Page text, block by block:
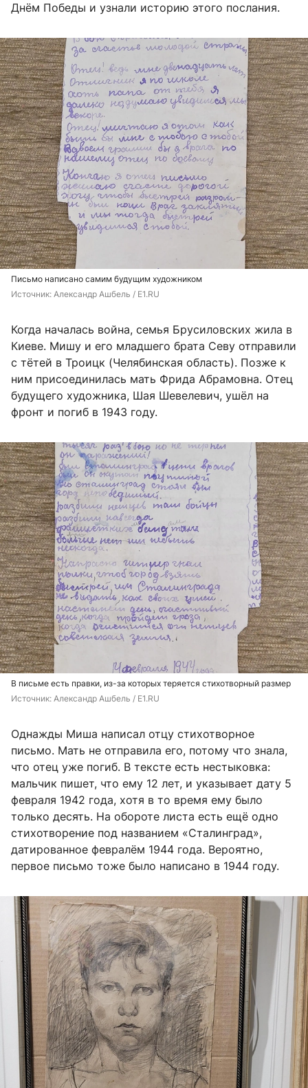
Днём Победы и узнали историю этого послания.
Письмо написано самим будущим художником
Источник: Александр Ашбель / E1.RU
Когда началась война, семья Брусиловских жила в
Киеве. Мишу и его младшего брата Севу отправили
с тётей в Троицк (Челябинская область). Позже к
ним присоединилась мать Фрида Абрамовна. Отец
будущего художника, Шая Шевелевич, ушёл на
фронт и погиб в 1943 году.
В письме есть правки, из-за которых теряется стихотворный размер
Источник: Александр Ашбель / E1.RU
Однажды Миша написал отцу стихотворное
письмо. Мать не отправила его, потому что знала,
что отец уже погиб. В тексте есть нестыковка:
мальчик пишет, что ему 12 лет, и указывает дату 5
февраля 1942 года, хотя в то время ему было
только десять. На обороте листа есть ещё одно
стихотворение под названием «Сталинград»,
датированное февралём 1944 года. Вероятно,
первое письмо тоже было написано в 1944 году.